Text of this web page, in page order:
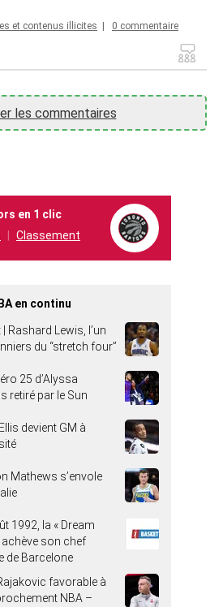
et contenus illicites 0 commentaire
les commentaires
en 1 clic
Classement
en continu
Rashard Lewis, l’un
du “stretch four”
25 d’Alyssa
retiré par le Sun
devient GM à
Mathews s’envole
1992, la « Dream
achève son chef
de Barcelone
favorable à
NBA –